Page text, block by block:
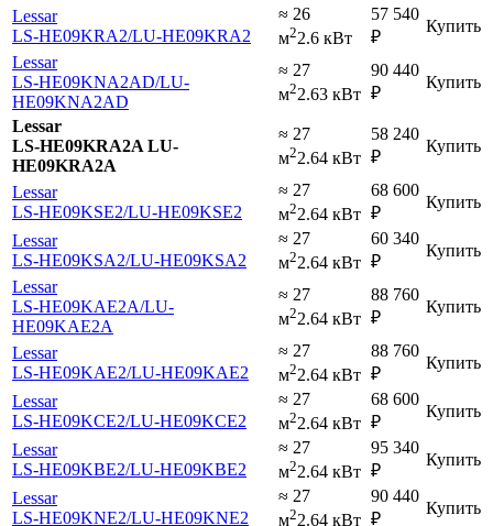
Lessar
LS-HE09KRA2/LU-HE09KRA2
≈ 26
м22.6 кВт
57 540
₽
Купить
Lessar
LS-HE09KNA2AD/LU-
HE09KNA2AD
≈ 27
м22.63 кВт
90 440
₽
Купить
Lessar
LS-HE09KRA2A LU-
HE09KRA2A
≈ 27
м22.64 кВт
58 240
₽
Купить
Lessar
LS-HE09KSE2/LU-HE09KSE2
≈ 27
м22.64 кВт
68 600
₽
Купить
Lessar
LS-HE09KSA2/LU-HE09KSA2
≈ 27
м22.64 кВт
60 340
₽
Купить
Lessar
LS-HE09KAE2A/LU-
HE09KAE2A
≈ 27
м22.64 кВт
88 760
₽
Купить
Lessar
LS-HE09KAE2/LU-HE09KAE2
≈ 27
м22.64 кВт
88 760
₽
Купить
Lessar
LS-HE09KCE2/LU-HE09KCE2
≈ 27
м22.64 кВт
68 600
₽
Купить
Lessar
LS-HE09KBE2/LU-HE09KBE2
≈ 27
м22.64 кВт
95 340
₽
Купить
Lessar
LS-HE09KNE2/LU-HE09KNE2
≈ 27
м22.64 кВт
90 440
₽
Купить